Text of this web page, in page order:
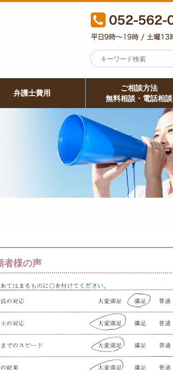
弁護士費用
ご相談方法
無料相談・電話相談
者様の声